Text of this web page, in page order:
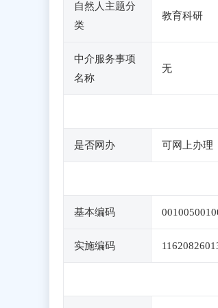
自然人主题分
类
教育科研
中介服务事项
名称
无
是否网办 可网上办理
基本编码
实施编码